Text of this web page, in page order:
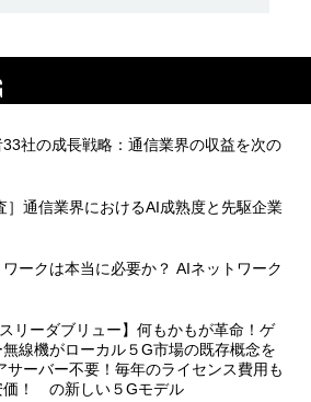
社の成長戦略：通信業界の収益を次の
］通信業界におけるAI成熟度と先駆企業
ークは本当に必要か？ AIネットワーク
リーダブリュー】何もかもが革命！ゲ
線機がローカル５G市場の既存概念を
サーバー不要！毎年のライセンス費用も
価！ の新しい５Gモデル